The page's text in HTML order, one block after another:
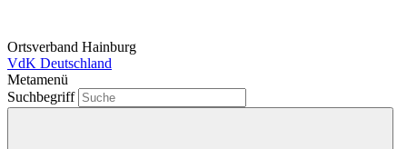
Ortsverband Hainburg
VdK Deutschland
Metamenü
Suchbegriff